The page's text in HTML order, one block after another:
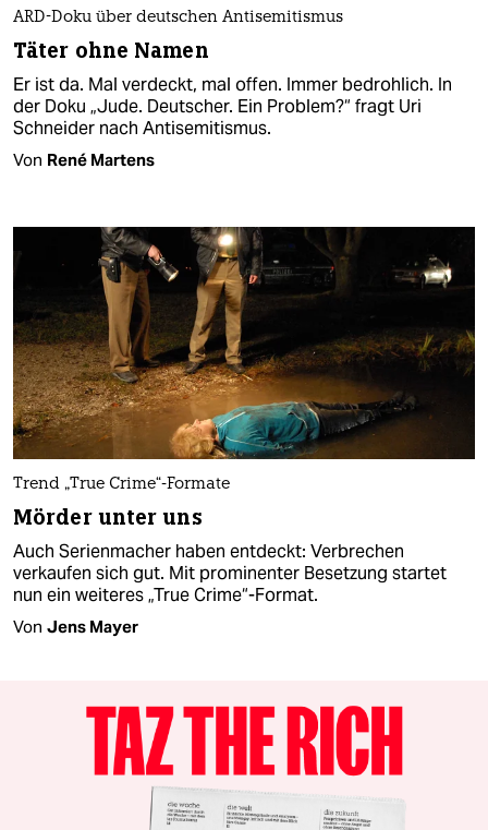
ARD-Doku über deutschen Antisemitismus
Täter ohne Namen
Er ist da. Mal verdeckt, mal offen. Immer bedrohlich. In
der Doku „Jude. Deutscher. Ein Problem?“ fragt Uri
Schneider nach Antisemitismus.
Von René Martens
Trend „True Crime“-Formate
Mörder unter uns
Auch Serienmacher haben entdeckt: Verbrechen
verkaufen sich gut. Mit prominenter Besetzung startet
nun ein weiteres „True Crime“-Format.
Von Jens Mayer